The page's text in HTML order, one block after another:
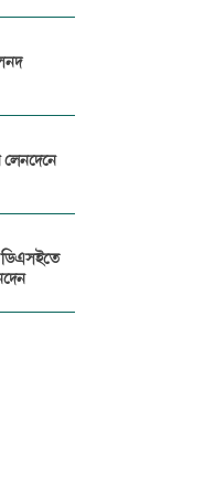
লেনদেনে
ডিএসইতে